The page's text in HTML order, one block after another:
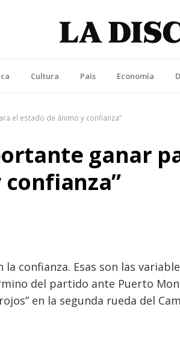
Cultura País Economía
el estado de ánimo y confianza”
ganar
confianza. Esas son las
del partido ante Puerto
en la segunda rueda del